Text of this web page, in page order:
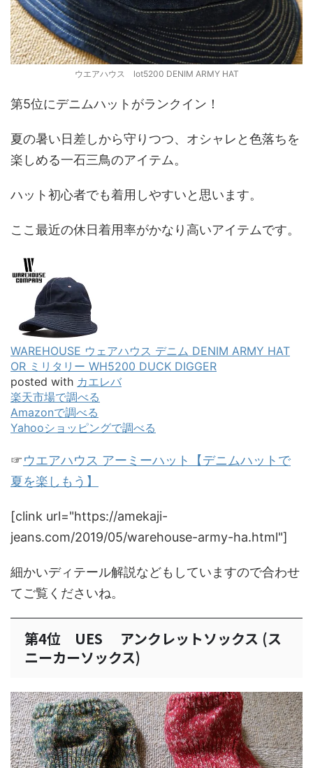
ウエアハウス lot5200 DENIM ARMY HAT
第5位にデニムハットがランクイン！
夏の暑い日差しから守りつつ、オシャレと色落ちを
楽しめる一石三鳥のアイテム。
ハット初心者でも着用しやすいと思います。
ここ最近の休日着用率がかなり高いアイテムです。
WAREHOUSE ウェアハウス デニム DENIM ARMY HAT
OR ミリタリー WH5200 DUCK DIGGER
posted with カエレバ
楽天市場で調べる
Amazonで調べる
Yahooショッピングで調べる
☞ウエアハウス アーミーハット【デニムハットで
夏を楽しもう】
[clink url="https://amekaji-
jeans.com/2019/05/warehouse-army-ha.html"]
細かいディテール解説などもしていますので合わせ
てご覧くださいね。
第4位 UES アンクレットソックス (ス
ニーカーソックス)